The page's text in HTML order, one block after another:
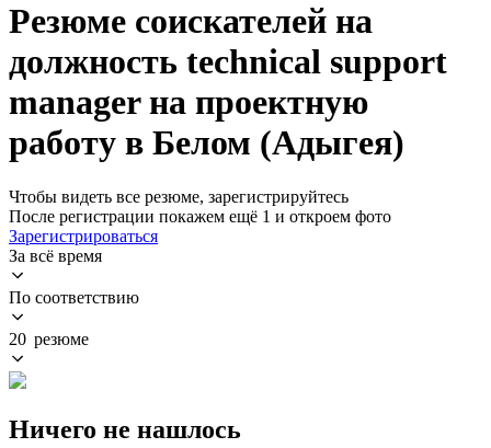
Резюме соискателей на
должность technical support
manager на проектную
работу в Белом (Адыгея)
Чтобы видеть все резюме, зарегистрируйтесь
После регистрации покажем ещё 1 и откроем фото
Зарегистрироваться
За всё время
По соответствию
20 резюме
Ничего не нашлось